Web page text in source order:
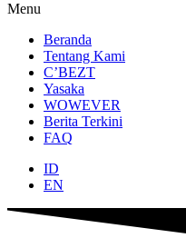
Menu
Beranda
Tentang Kami
C’BEZT
Yasaka
WOWEVER
Berita Terkini
FAQ
ID
EN